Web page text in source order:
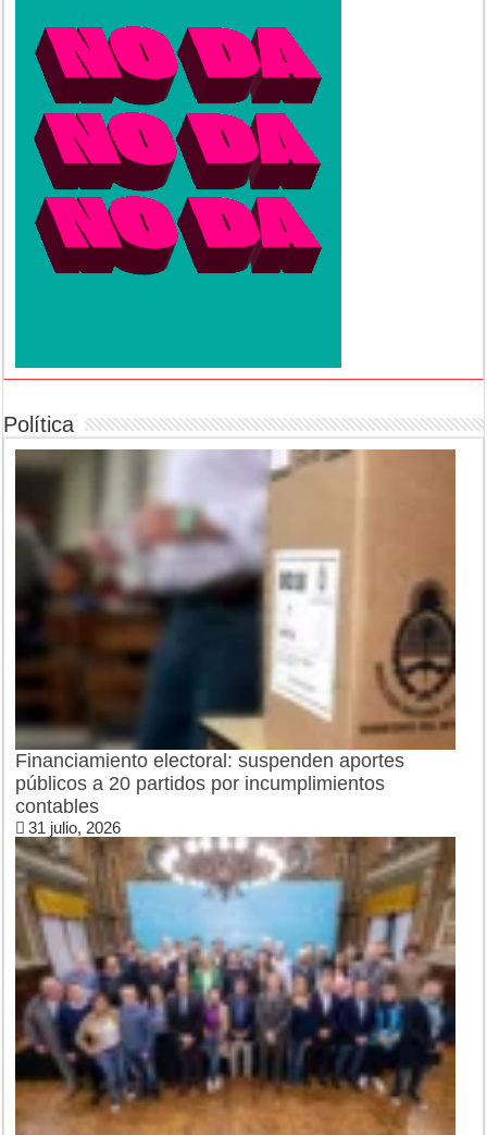
Política
Financiamiento electoral: suspenden aportes
públicos a 20 partidos por incumplimientos
contables
31 julio, 2026